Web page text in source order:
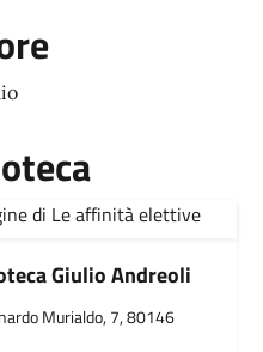
Giulio Andreoli
Murialdo, 7, 80146